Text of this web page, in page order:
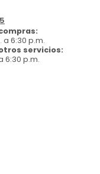
a 6:30 p.m.
servicios:
6:30 p.m.